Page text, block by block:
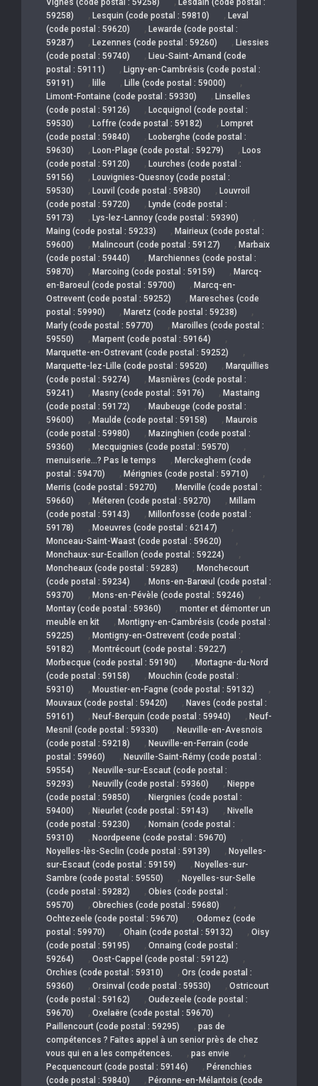
59258)
, Lesquin (code postal : 59810) , Leval
(code postal : 59620)
, Lewarde (code postal :
59287)
, Lezennes (code postal : 59260) , Liessies
(code postal : 59740)
, Lieu-Saint-Amand (code
postal : 59111)
, Ligny-en-Cambrésis (code postal :
59191)
, lille , Lille (code postal : 59000) ,
Limont-Fontaine (code postal : 59330) , Linselles
(code postal : 59126)
, Locquignol (code postal :
59530)
, Loffre (code postal : 59182) , Lompret
(code postal : 59840)
, Looberghe (code postal :
59630)
, Loon-Plage (code postal : 59279) , Loos
(code postal : 59120)
, Lourches (code postal :
59156)
, Louvignies-Quesnoy (code postal :
59530)
, Louvil (code postal : 59830) , Louvroil
(code postal : 59720)
, Lynde (code postal :
59173)
, Lys-lez-Lannoy (code postal : 59390) ,
Maing (code postal : 59233) , Mairieux (code postal :
59600)
, Malincourt (code postal : 59127) , Marbaix
(code postal : 59440)
, Marchiennes (code postal :
59870)
, Marcoing (code postal : 59159) , Marcq-
en-Baroeul (code postal : 59700)
, Marcq-en-
Ostrevent (code postal : 59252)
, Maresches (code
postal : 59990)
, Maretz (code postal : 59238) ,
Marly (code postal : 59770) , Maroilles (code postal :
59550)
, Marpent (code postal : 59164) ,
Marquette-en-Ostrevant (code postal : 59252) ,
Marquette-lez-Lille (code postal : 59520) , Marquillies
(code postal : 59274)
, Masnières (code postal :
59241)
, Masny (code postal : 59176) , Mastaing
(code postal : 59172)
, Maubeuge (code postal :
59600)
, Maulde (code postal : 59158) , Maurois
(code postal : 59980)
, Mazinghien (code postal :
59360)
, Mecquignies (code postal : 59570) ,
menuiserie…? Pas le temps , Merckeghem (code
postal : 59470)
, Mérignies (code postal : 59710) ,
Merris (code postal : 59270) , Merville (code postal :
59660)
, Méteren (code postal : 59270) , Millam
(code postal : 59143)
, Millonfosse (code postal :
59178)
, Moeuvres (code postal : 62147) ,
Monceau-Saint-Waast (code postal : 59620) ,
Monchaux-sur-Ecaillon (code postal : 59224) ,
Moncheaux (code postal : 59283) , Monchecourt
(code postal : 59234)
, Mons-en-Barœul (code postal :
59370)
, Mons-en-Pévèle (code postal : 59246) ,
Montay (code postal : 59360) , monter et démonter un
meuble en kit
, Montigny-en-Cambrésis (code postal :
59225)
, Montigny-en-Ostrevent (code postal :
59182)
, Montrécourt (code postal : 59227) ,
Morbecque (code postal : 59190) , Mortagne-du-Nord
(code postal : 59158)
, Mouchin (code postal :
59310)
, Moustier-en-Fagne (code postal : 59132) ,
Mouvaux (code postal : 59420) , Naves (code postal :
59161)
, Neuf-Berquin (code postal : 59940) , Neuf-
Mesnil (code postal : 59330)
, Neuville-en-Avesnois
(code postal : 59218)
, Neuville-en-Ferrain (code
postal : 59960)
, Neuville-Saint-Rémy (code postal :
59554)
, Neuville-sur-Escaut (code postal :
59293)
, Neuvilly (code postal : 59360) , Nieppe
(code postal : 59850)
, Niergnies (code postal :
59400)
, Nieurlet (code postal : 59143) , Nivelle
(code postal : 59230)
, Nomain (code postal :
59310)
, Noordpeene (code postal : 59670) ,
Noyelles-lès-Seclin (code postal : 59139) , Noyelles-
sur-Escaut (code postal : 59159)
, Noyelles-sur-
Sambre (code postal : 59550)
, Noyelles-sur-Selle
(code postal : 59282)
, Obies (code postal :
59570)
, Obrechies (code postal : 59680) ,
Ochtezeele (code postal : 59670) , Odomez (code
postal : 59970)
, Ohain (code postal : 59132) , Oisy
(code postal : 59195)
, Onnaing (code postal :
59264)
, Oost-Cappel (code postal : 59122) ,
Orchies (code postal : 59310) , Ors (code postal :
59360)
, Orsinval (code postal : 59530) , Ostricourt
(code postal : 59162)
, Oudezeele (code postal :
59670)
, Oxelaëre (code postal : 59670) ,
Paillencourt (code postal : 59295) , pas de
compétences ? Faites appel à un senior près de chez
vous qui en a les compétences.
, pas envie ,
Pecquencourt (code postal : 59146) , Pérenchies
(code postal : 59840)
, Péronne-en-Mélantois (code